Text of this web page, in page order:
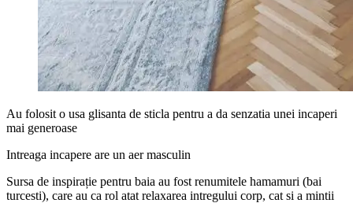
Au folosit o usa glisanta de sticla pentru a da senzatia unei incaperi
mai generoase
Intreaga incapere are un aer masculin
Sursa de inspirație pentru baia au fost renumitele hamamuri (bai
turcesti), care au ca rol atat relaxarea intregului corp, cat si a mintii